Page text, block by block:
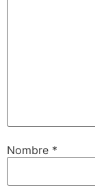
Nombre *